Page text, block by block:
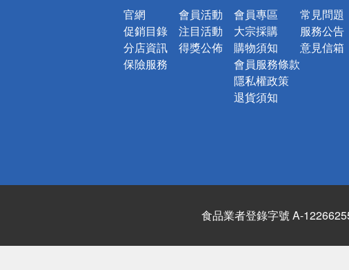
官網
促銷目錄
分店資訊
保險服務
會員活動
注目活動
得獎公佈
會員專區
大宗採購
購物須知
會員服務條款
隱私權政策
退貨須知
常見問題
服務公告
意見信箱
食品業者登錄字號 A-